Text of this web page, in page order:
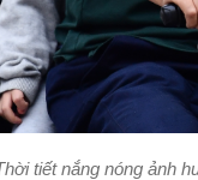
tiết nắng nóng ảnh